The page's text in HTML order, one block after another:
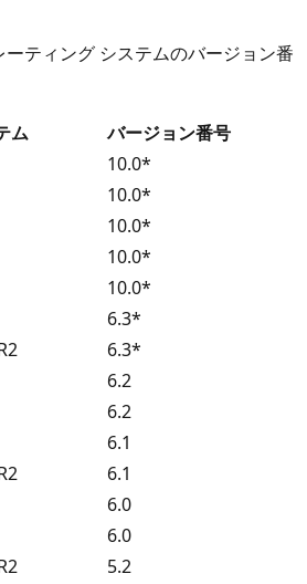
ティング システムのバージョン番
ム
バージョン番号
10.0*
10.0*
10.0*
10.0*
10.0*
6.3*
6.3*
6.2
6.2
6.1
6.1
6.0
6.0
5.2